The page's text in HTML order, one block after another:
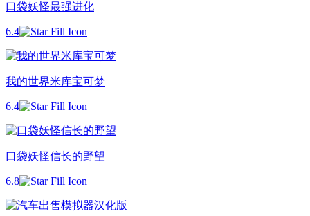
口袋妖怪最强进化
6.4
我的世界米库宝可梦
6.4
口袋妖怪信长的野望
6.8